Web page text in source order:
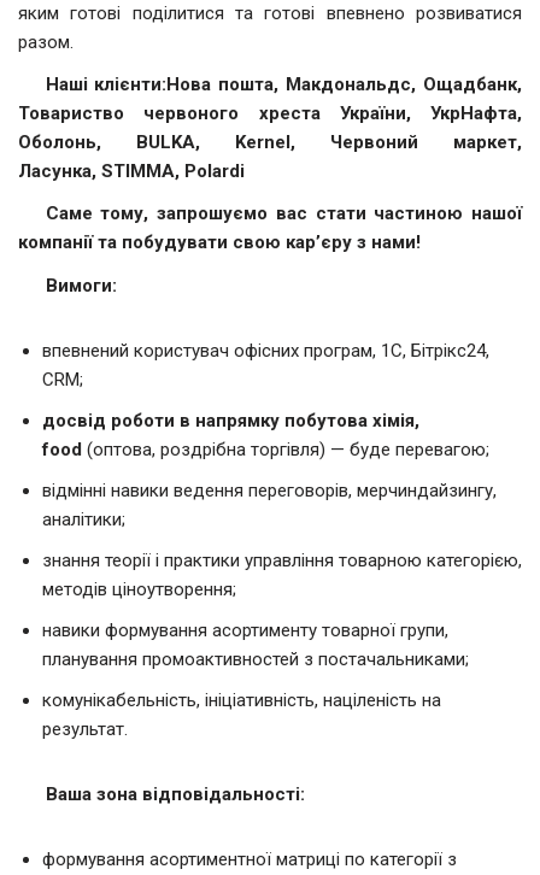
яким готові поділитися та готові впевнено розвиватися
разом.
Наші клієнти:Нова пошта, Макдональдс, Ощадбанк,
Товариство червоного хреста України, УкрНафта,
Оболонь, BULKA, Kernel, Червоний маркет,
Ласунка, STIMMA, Polardi
Саме тому, запрошуємо вас стати частиною нашої
компанії та побудувати свою кар’єру з нами!
Вимоги:
впевнений користувач офісних програм, 1С, Бітрікс24,
CRM;
досвід роботи в напрямку побутова хімія,
food (оптова, роздрібна торгівля) — буде перевагою;
відмінні навики ведення переговорів, мерчиндайзингу,
аналітики;
знання теорії і практики управління товарною категорією,
методів ціноутворення;
навики формування асортименту товарної групи,
планування промоактивностей з постачальниками;
комунікабельність, ініціативність, націленість на
результат.
Ваша зона відповідальності:
формування асортиментної матриці по категорії з